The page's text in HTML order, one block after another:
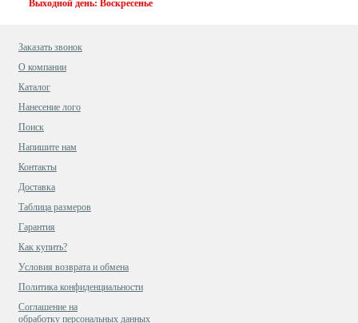
Выходной день: Воскресенье
Заказать звонок
О компании
Каталог
Нанесение лого
Поиск
Напишите нам
Контакты
Доставка
Таблица размеров
Гарантия
Как купить?
Условия возврата и обмена
Политика конфиденциальности
Cоглашение на
обработку персональных данных